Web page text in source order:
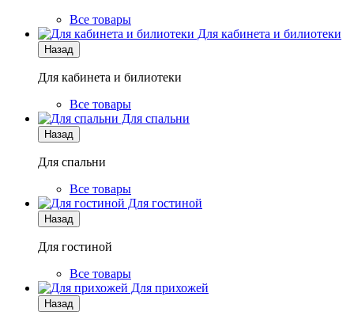
Все товары
Для кабинета и билиотеки
Назад
Для кабинета и билиотеки
Все товары
Для спальни
Назад
Для спальни
Все товары
Для гостиной
Назад
Для гостиной
Все товары
Для прихожей
Назад